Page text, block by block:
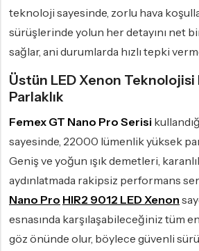
teknoloji sayesinde, zorlu hava
sürüşlerinde yolun her detayını net
sağlar, ani durumlarda hızlı tepki
Üstün LED Xenon Teknolojisi
Parlaklık
Femex GT Nano Pro Serisi
sayesinde, 22000 lümenlik yüksek
Geniş ve yoğun ışık demetleri,
aydınlatmada rakipsiz performans
Nano Pro HIR2 9012 LED Xenon
esnasında karşılaşabileceğiniz tüm
göz önünde olur, böylece güvenli